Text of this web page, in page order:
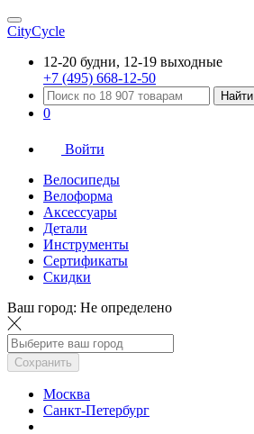
CityCycle
12-20 будни, 12-19 выходные
+7 (495) 668-12-50
Найти
0
Войти
Велосипеды
Велоформа
Аксессуары
Детали
Инструменты
Сертификаты
Скидки
Ваш город: Не определено
Сохранить
Москва
Санкт-Петербург